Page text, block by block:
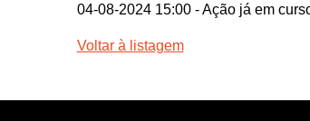
04-08-2024 15:00 - Ação já em
Voltar à listagem